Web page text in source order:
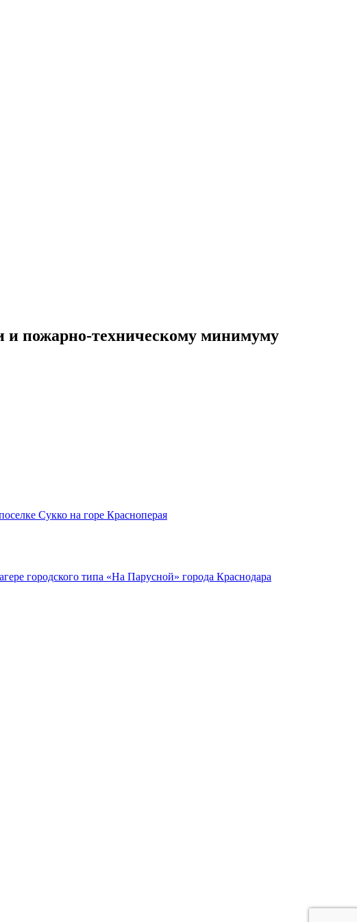
и пожарно-техническому минимуму
Сукко на горе Красноперая
городского типа «На Парусной» города Краснодара